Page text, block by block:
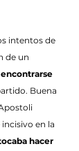
intentos de
de un
Buena
incisivo en la
hacer